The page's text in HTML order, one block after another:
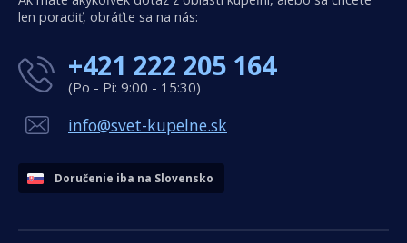
len poradiť, obráťte sa na nás:
+421 222 205 164
(Po - Pi: 9:00 - 15:30)
info@svet-kupelne.sk
Doručenie iba na Slovensko